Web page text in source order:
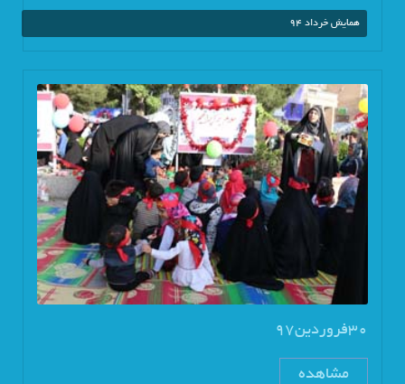
همایش خرداد 94
30فروردین97
مشاهده